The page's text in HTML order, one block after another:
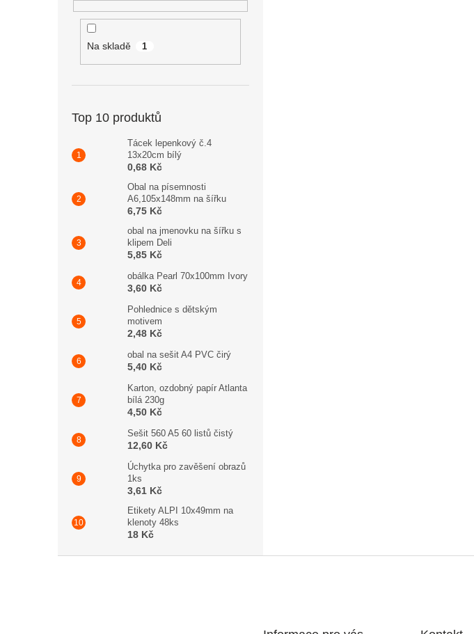
Na skladě 1
Top 10 produktů
Tácek lepenkový č.4
13x20cm bílý
0,68 Kč
Obal na písemnosti
A6,105x148mm na šířku
6,75 Kč
obal na jmenovku na šířku s
klipem Deli
5,85 Kč
obálka Pearl 70x100mm Ivory
3,60 Kč
Pohlednice s dětským
motivem
2,48 Kč
obal na sešit A4 PVC čirý
5,40 Kč
Karton, ozdobný papír Atlanta
bílá 230g
4,50 Kč
Sešit 560 A5 60 listů čistý
12,60 Kč
Úchytka pro zavěšení obrazů
1ks
3,61 Kč
Etikety ALPI 10x49mm na
klenoty 48ks
18 Kč